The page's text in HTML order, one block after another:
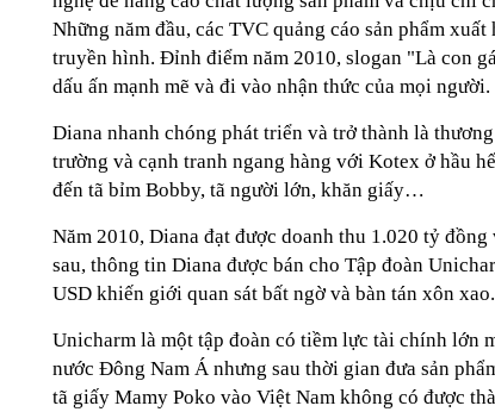
Những năm đầu, các TVC quảng cáo sản phẩm
truyền hình. Đỉnh điểm năm 2010, slogan "Là con
dấu ấn mạnh mẽ và đi vào nhận thức của mọi người.
Diana nhanh chóng phát triển và trở thành là
trường và cạnh tranh ngang hàng với Kotex ở hầu
đến tã bỉm Bobby, tã người lớn, khăn giấy…
Năm 2010, Diana đạt được doanh thu 1.020 tỷ
sau, thông tin Diana được bán cho Tập đoàn
USD khiến giới quan sát bất ngờ và bàn tán xôn xao.
Unicharm là một tập đoàn có tiềm lực tài chính lớn
nước Đông Nam Á nhưng sau thời gian đưa sản
tã giấy Mamy Poko vào Việt Nam không có được